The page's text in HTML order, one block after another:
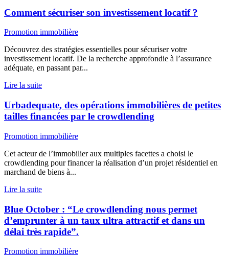
Comment sécuriser son investissement locatif ?
Promotion immobilière
Découvrez des stratégies essentielles pour sécuriser votre
investissement locatif. De la recherche approfondie à l’assurance
adéquate, en passant par...
Lire la suite
Urbadequate, des opérations immobilières de petites
tailles financées par le crowdlending
Promotion immobilière
Cet acteur de l’immobilier aux multiples facettes a choisi le
crowdlending pour financer la réalisation d’un projet résidentiel en
marchand de biens à...
Lire la suite
Blue October : “Le crowdlending nous permet
d’emprunter à un taux ultra attractif et dans un
délai très rapide”.
Promotion immobilière